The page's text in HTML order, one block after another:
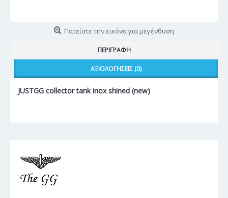
Πατείστε την εικόνα για μεγένθυση
ΠΕΡΙΓΡΑΦΉ
ΑΞΙΟΛΟΓΉΣΕΙΣ (0)
JUSTGG collector tank inox shined (new)